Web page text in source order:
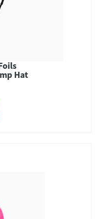
Hat